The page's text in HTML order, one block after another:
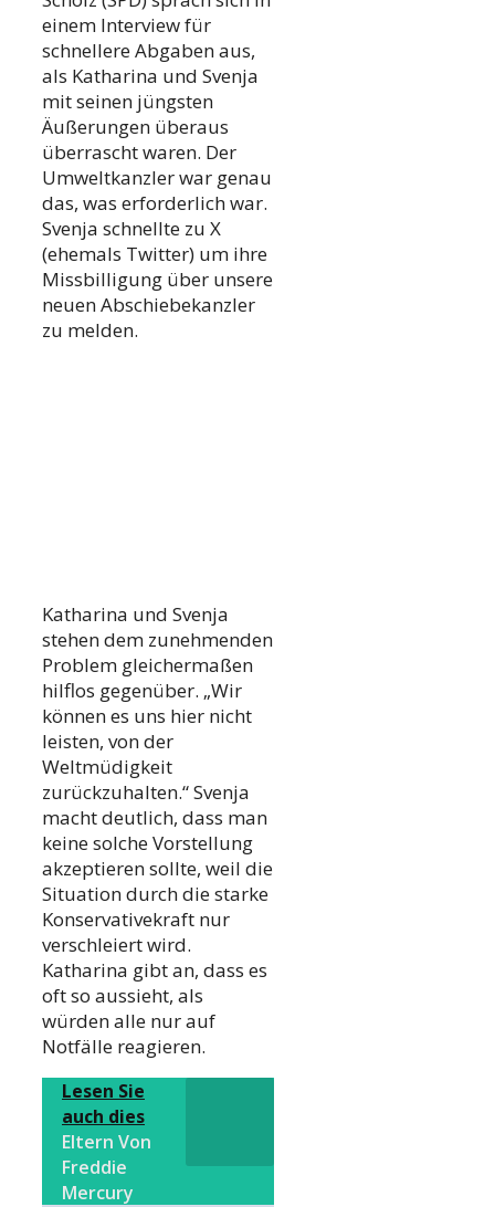
einem Interview für
schnellere Abgaben aus,
als Katharina und Svenja
mit seinen jüngsten
Äußerungen überaus
überrascht waren. Der
Umweltkanzler war genau
das, was erforderlich war.
Svenja schnellte zu X
(ehemals Twitter) um ihre
Missbilligung über unsere
neuen Abschiebekanzler
zu melden.
Katharina und Svenja
stehen dem zunehmenden
Problem gleichermaßen
hilflos gegenüber. „Wir
können es uns hier nicht
leisten, von der
Weltmüdigkeit
zurückzuhalten.“ Svenja
macht deutlich, dass man
keine solche Vorstellung
akzeptieren sollte, weil die
Situation durch die starke
Konservativekraft nur
verschleiert wird.
Katharina gibt an, dass es
oft so aussieht, als
würden alle nur auf
Notfälle reagieren.
Lesen Sie
auch dies
Eltern Von
Freddie
Mercury